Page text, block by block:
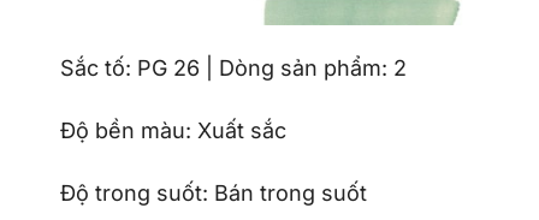
Sắc tố: PG 26 | Dòng sản phẩm: 2
Độ bền màu: Xuất sắc
Độ trong suốt: Bán trong suốt